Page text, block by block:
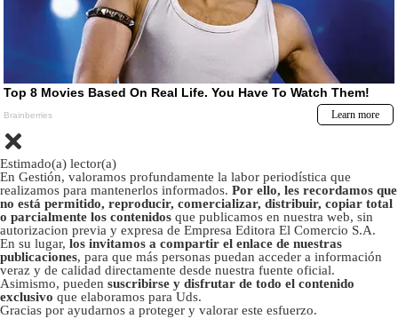
Estimado(a) lector(a)
En Gestión, valoramos profundamente la labor periodística que
realizamos para mantenerlos informados. Por ello, les recordamos que
no está permitido, reproducir, comercializar, distribuir, copiar total
o parcialmente los contenidos que publicamos en nuestra web, sin
autorizacion previa y expresa de Empresa Editora El Comercio S.A.
En su lugar, los invitamos a compartir el enlace de nuestras
publicaciones, para que más personas puedan acceder a información
veraz y de calidad directamente desde nuestra fuente oficial.
Asimismo, pueden suscribirse y disfrutar de todo el contenido
exclusivo que elaboramos para Uds.
Gracias por ayudarnos a proteger y valorar este esfuerzo.